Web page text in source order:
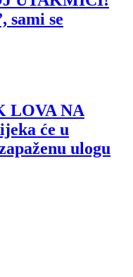
sami se
LOVA NA
će u
ulogu